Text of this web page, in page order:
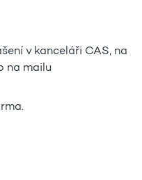
v kanceláři CAS, na
na mailu